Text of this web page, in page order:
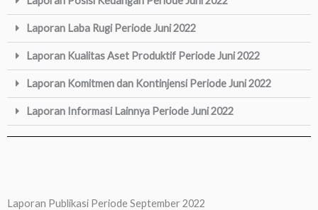
Laporan Laba Rugi Periode Juni 2022
Laporan Kualitas Aset Produktif Periode Juni 2022
Laporan Komitmen dan Kontinjensi Periode Juni 2022
Laporan Informasi Lainnya Periode Juni 2022
Laporan Publikasi Periode September 2022